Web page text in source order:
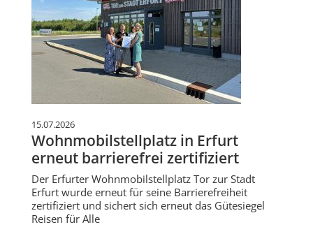
15.07.2026
Wohnmobilstellplatz in Erfurt
erneut barrierefrei zertifiziert
Der Erfurter Wohnmobilstellplatz Tor zur Stadt
Erfurt wurde erneut für seine Barrierefreiheit
zertifiziert und sichert sich erneut das Gütesiegel
Reisen für Alle